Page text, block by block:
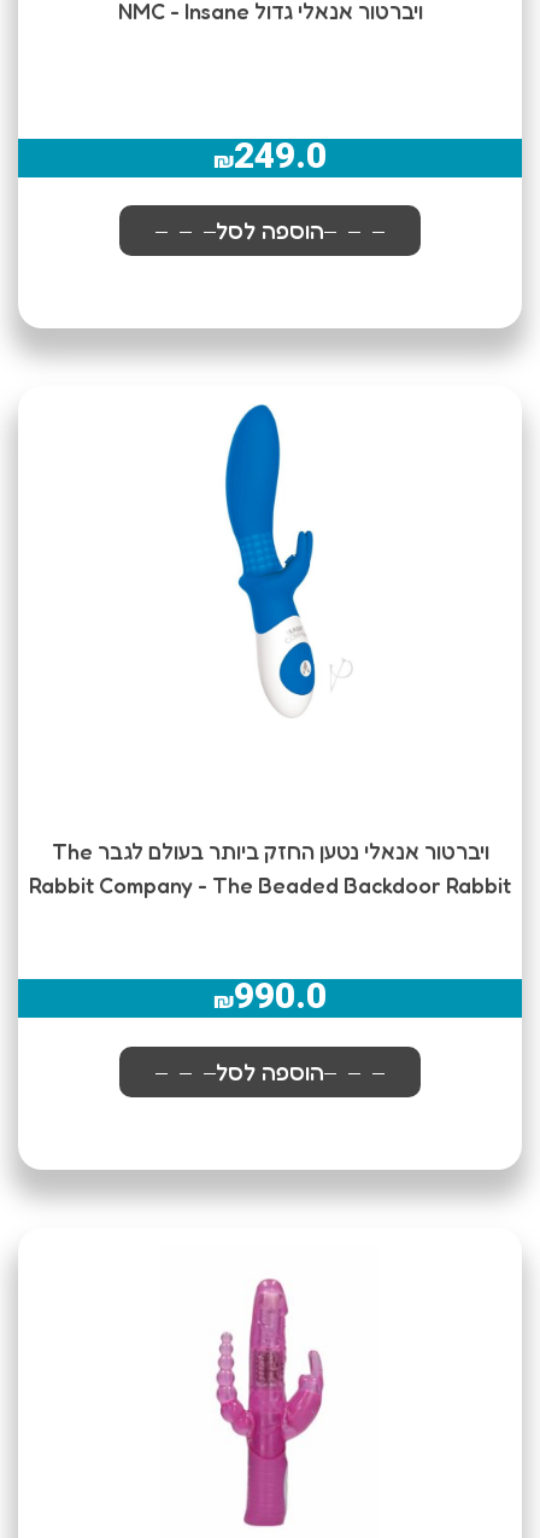
ויברטור אנאלי גדול NMC - Insane
₪249.0
הוספה לסל
ויברטור אנאלי נטען החזק ביותר בעולם לגבר The
Rabbit Company - The Beaded Backdoor Rabbit
₪990.0
הוספה לסל